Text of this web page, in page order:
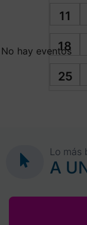
11
18
25
No hay eventos
Lo más
A